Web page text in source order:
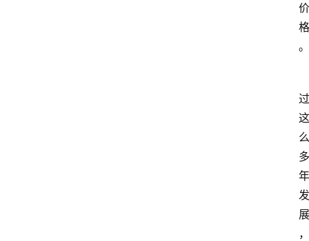
价
格
。
过
这
么
多
年
发
展
，